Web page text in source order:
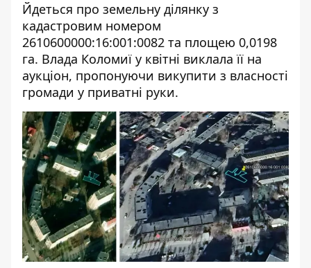
Йдеться про земельну ділянку з
кадастровим номером
2610600000:16:001:0082 та площею 0,0198
га. Влада Коломиї у квітні виклала її на
аукціон, пропонуючи викупити з власності
громади у приватні руки.